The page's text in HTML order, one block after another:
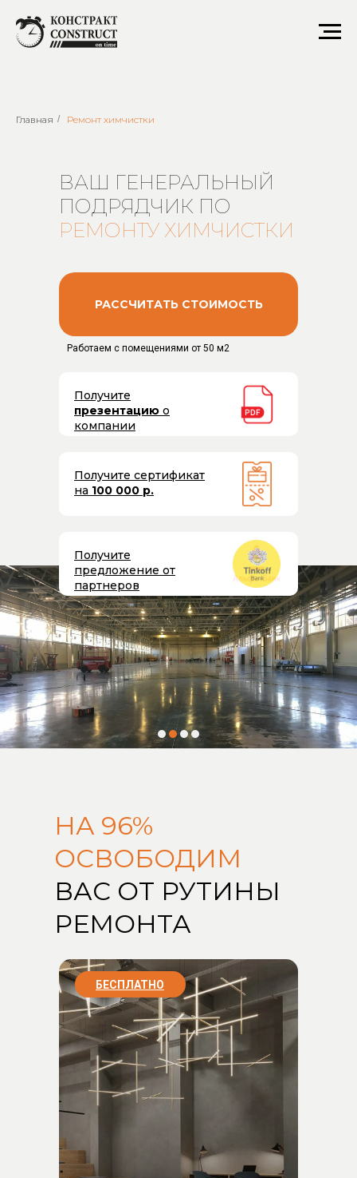
Главная / Ремонт химчистки
РАССЧИТАТЬ СТОИМОСТЬ
ВАШ ГЕНЕРАЛЬНЫЙ
ПОДРЯДЧИК ПО
РЕМОНТУ ХИМЧИСТКИ
Работаем с помещениями от 50 м2
Получите
презентацию о
компании
Получите сертификат
на 100 000 р.
Получите
предложение от
партнеров
НА 96%
ОСВОБОДИМ
ВАС ОТ РУТИНЫ
РЕМОНТА
БЕСПЛАТНО